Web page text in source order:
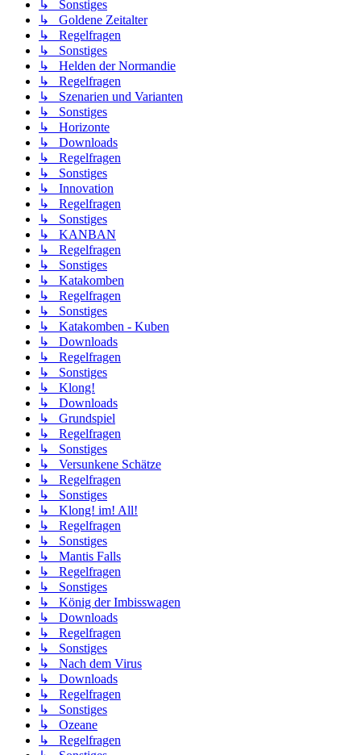
↳ Sonstiges
↳ Goldene Zeitalter
↳ Regelfragen
↳ Sonstiges
↳ Helden der Normandie
↳ Regelfragen
↳ Szenarien und Varianten
↳ Sonstiges
↳ Horizonte
↳ Downloads
↳ Regelfragen
↳ Sonstiges
↳ Innovation
↳ Regelfragen
↳ Sonstiges
↳ KANBAN
↳ Regelfragen
↳ Sonstiges
↳ Katakomben
↳ Regelfragen
↳ Sonstiges
↳ Katakomben - Kuben
↳ Downloads
↳ Regelfragen
↳ Sonstiges
↳ Klong!
↳ Downloads
↳ Grundspiel
↳ Regelfragen
↳ Sonstiges
↳ Versunkene Schätze
↳ Regelfragen
↳ Sonstiges
↳ Klong! im! All!
↳ Regelfragen
↳ Sonstiges
↳ Mantis Falls
↳ Regelfragen
↳ Sonstiges
↳ König der Imbisswagen
↳ Downloads
↳ Regelfragen
↳ Sonstiges
↳ Nach dem Virus
↳ Downloads
↳ Regelfragen
↳ Sonstiges
↳ Ozeane
↳ Regelfragen